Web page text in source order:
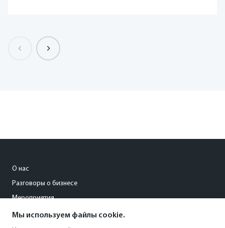
О нас
Разговоры о бизнесе
Мероприятия
pisareva@kommersant-kuban.ru
Мы используем файлы cookie.